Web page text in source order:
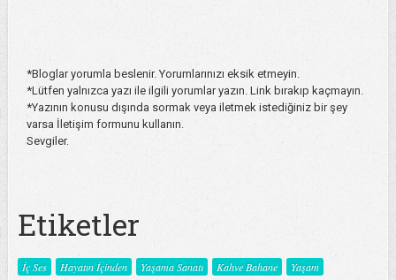
*Bloglar yorumla beslenir. Yorumlarınızı eksik etmeyin.
*Lütfen yalnızca yazı ile ilgili yorumlar yazın. Link bırakıp kaçmayın.
*Yazının konusu dışında sormak veya iletmek istediğiniz bir şey
varsa İletişim formunu kullanın.
Sevgiler.
Etiketler
İç Ses Hayatın İçinden Yaşama Sanatı Kahve Bahane
Yaşam